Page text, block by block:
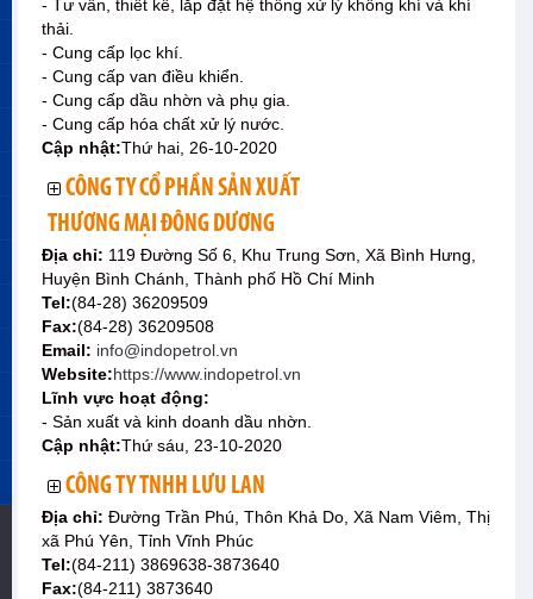
- Tư vấn, thiết kế, lắp đặt hệ thống xử lý không khí và khí
thải.
- Cung cấp lọc khí.
- Cung cấp van điều khiển.
- Cung cấp dầu nhờn và phụ gia.
- Cung cấp hóa chất xử lý nước.
Cập nhật:Thứ hai, 26-10-2020
CÔNG TY CỔ PHẦN SẢN XUẤT
THƯƠNG MẠI ĐÔNG DƯƠNG
Địa chỉ: 119 Đường Số 6, Khu Trung Sơn, Xã Bình Hưng,
Huyện Bình Chánh, Thành phố Hồ Chí Minh
Tel:(84-28) 36209509
Fax:(84-28) 36209508
Email: info@indopetrol.vn
Website:https://www.indopetrol.vn
Lĩnh vực hoạt động:
- Sản xuất và kinh doanh dầu nhờn.
Cập nhật:Thứ sáu, 23-10-2020
CÔNG TY TNHH LƯU LAN
Địa chỉ: Đường Trần Phú, Thôn Khả Do, Xã Nam Viêm, Thị
xã Phú Yên, Tỉnh Vĩnh Phúc
Tel:(84-211) 3869638-3873640
Fax:(84-211) 3873640